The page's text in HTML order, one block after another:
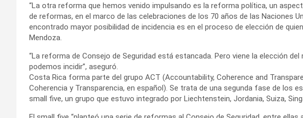
“La otra reforma que hemos venido impulsando es la reforma política, un
de reformas, en el marco de las celebraciones de los 70 años de las Naciones
encontrado mayor posibilidad de incidencia es en el proceso de elección de
Mendoza.
“La reforma de Consejo de Seguridad está estancada. Pero viene la elección del
podemos incidir”, aseguró.
Costa Rica forma parte del grupo ACT (Accountability, Coherence and
Coherencia y Transparencia, en español). Se trata de una segunda fase de los
small five, un grupo que estuvo integrado por Liechtenstein, Jordania, Suiza,